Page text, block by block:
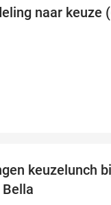
naar keuze
keuzelunch